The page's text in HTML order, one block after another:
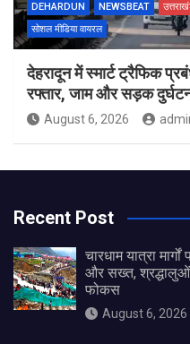
DEHARDUN NEWSBEAT
सोशल मीडिया वायरल
देहरादून में स्मार्ट ट्रैफिक
रफ्तार, जाम और सड़क
August 6, 2026
Recent Post
चारधाम यात्रा
और सख्त, श्रद्धालुओं
फोकस
August 6, 2026